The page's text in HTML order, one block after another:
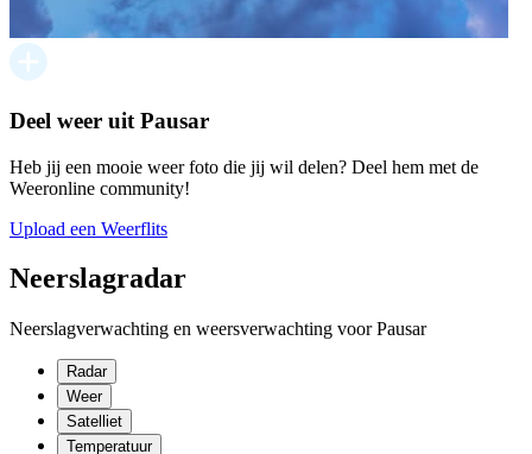
Deel weer uit Pausar
Heb jij een mooie weer foto die jij wil delen? Deel hem met de
Weeronline community!
Upload een Weerflits
Neerslagradar
Neerslagverwachting en weersverwachting voor Pausar
Radar
Weer
Satelliet
Temperatuur